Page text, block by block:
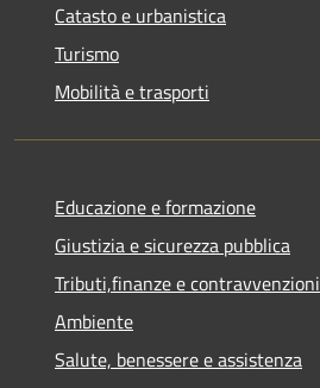
Catasto e urbanistica
Turismo
Mobilità e trasporti
Educazione e formazione
Giustizia e sicurezza pubblica
Tributi,finanze e contravvenzioni
Ambiente
Salute, benessere e assistenza